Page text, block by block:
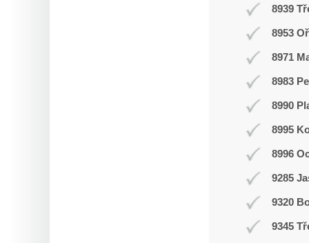
8939
8953
8971
8983
8990
8995
8996
9285
9320
9345